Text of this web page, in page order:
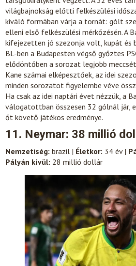
világbajnokság előtti felkészülési
kiváló formában várja a tornát: gólt
elleni első felkészülési mérkőzésén. A
kifejezetten jó szezonja volt, kupát és
BL-ben a Budapesten végső győztes
elődöntőben a sorozat legjobb
Kane számai elképesztőek, az idei
minden sorozatot figyelembe véve
Ha csak az idei naptári évet nézzük, a
válogatottban összesen 32 gólnál jár,
őt követő játékos eredménye.
11. Neymar: 38 millió
Nemzetiség: brazil | Életkor: 34 év |
Pályán kívül: 28 millió dollár